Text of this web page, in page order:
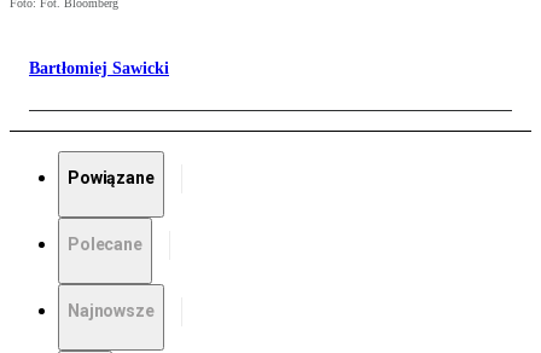
Foto: Fot. Bloomberg
Bartłomiej Sawicki
Powiązane
Polecane
Najnowsze